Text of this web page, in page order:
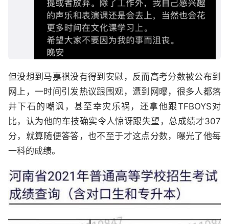
但没想到马嘉祺没有得到安慰，反而高考分数被公布到
网上，一时间引发热议跟围观，遭到网曝，很多人都落
井下石的嘲讽，甚至幸灾乐祸，还拿他跟TFBOYS对
比，认为他的车技确实令人惊讶跟失望，总成绩才307
分，就算随便答答，也不至于才这点分数，曝光了他每
一科的成绩。